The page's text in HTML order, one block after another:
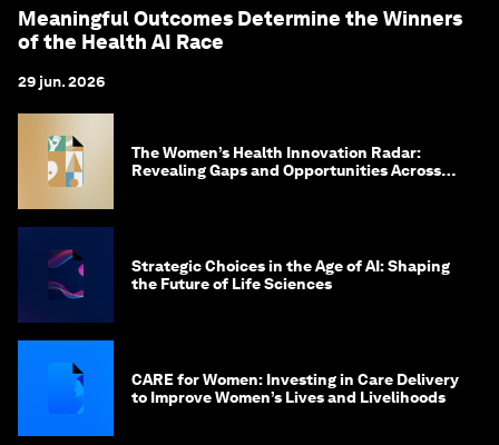
Meaningful Outcomes Determine the Winners
of the Health AI Race
29 jun. 2026
The Women’s Health Innovation Radar:
Revealing Gaps and Opportunities Across
Strategic Choices in the Age of AI: Shaping
the Future of Life Sciences
CARE for Women: Investing in Care Delivery
to Improve Women’s Lives and Livelihoods